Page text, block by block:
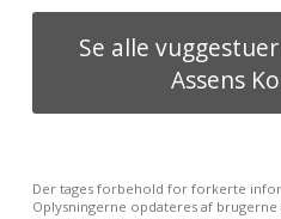
Se alle
Assens
Der tages forbehold for forkerte
Oplysningerne opdateres af brugerne